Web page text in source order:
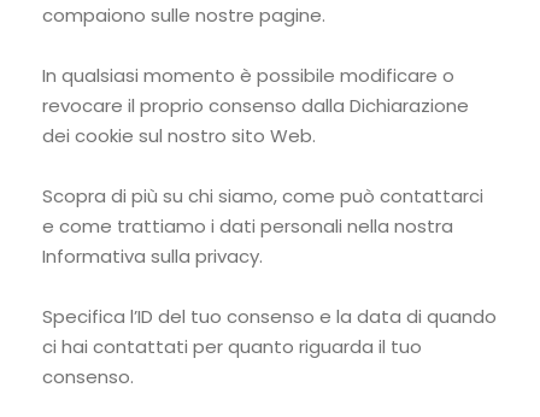
compaiono sulle nostre pagine.
In qualsiasi momento è possibile modificare o
revocare il proprio consenso dalla Dichiarazione
dei cookie sul nostro sito Web.
Scopra di più su chi siamo, come può contattarci
e come trattiamo i dati personali nella nostra
Informativa sulla privacy.
Specifica l’ID del tuo consenso e la data di quando
ci hai contattati per quanto riguarda il tuo
consenso.